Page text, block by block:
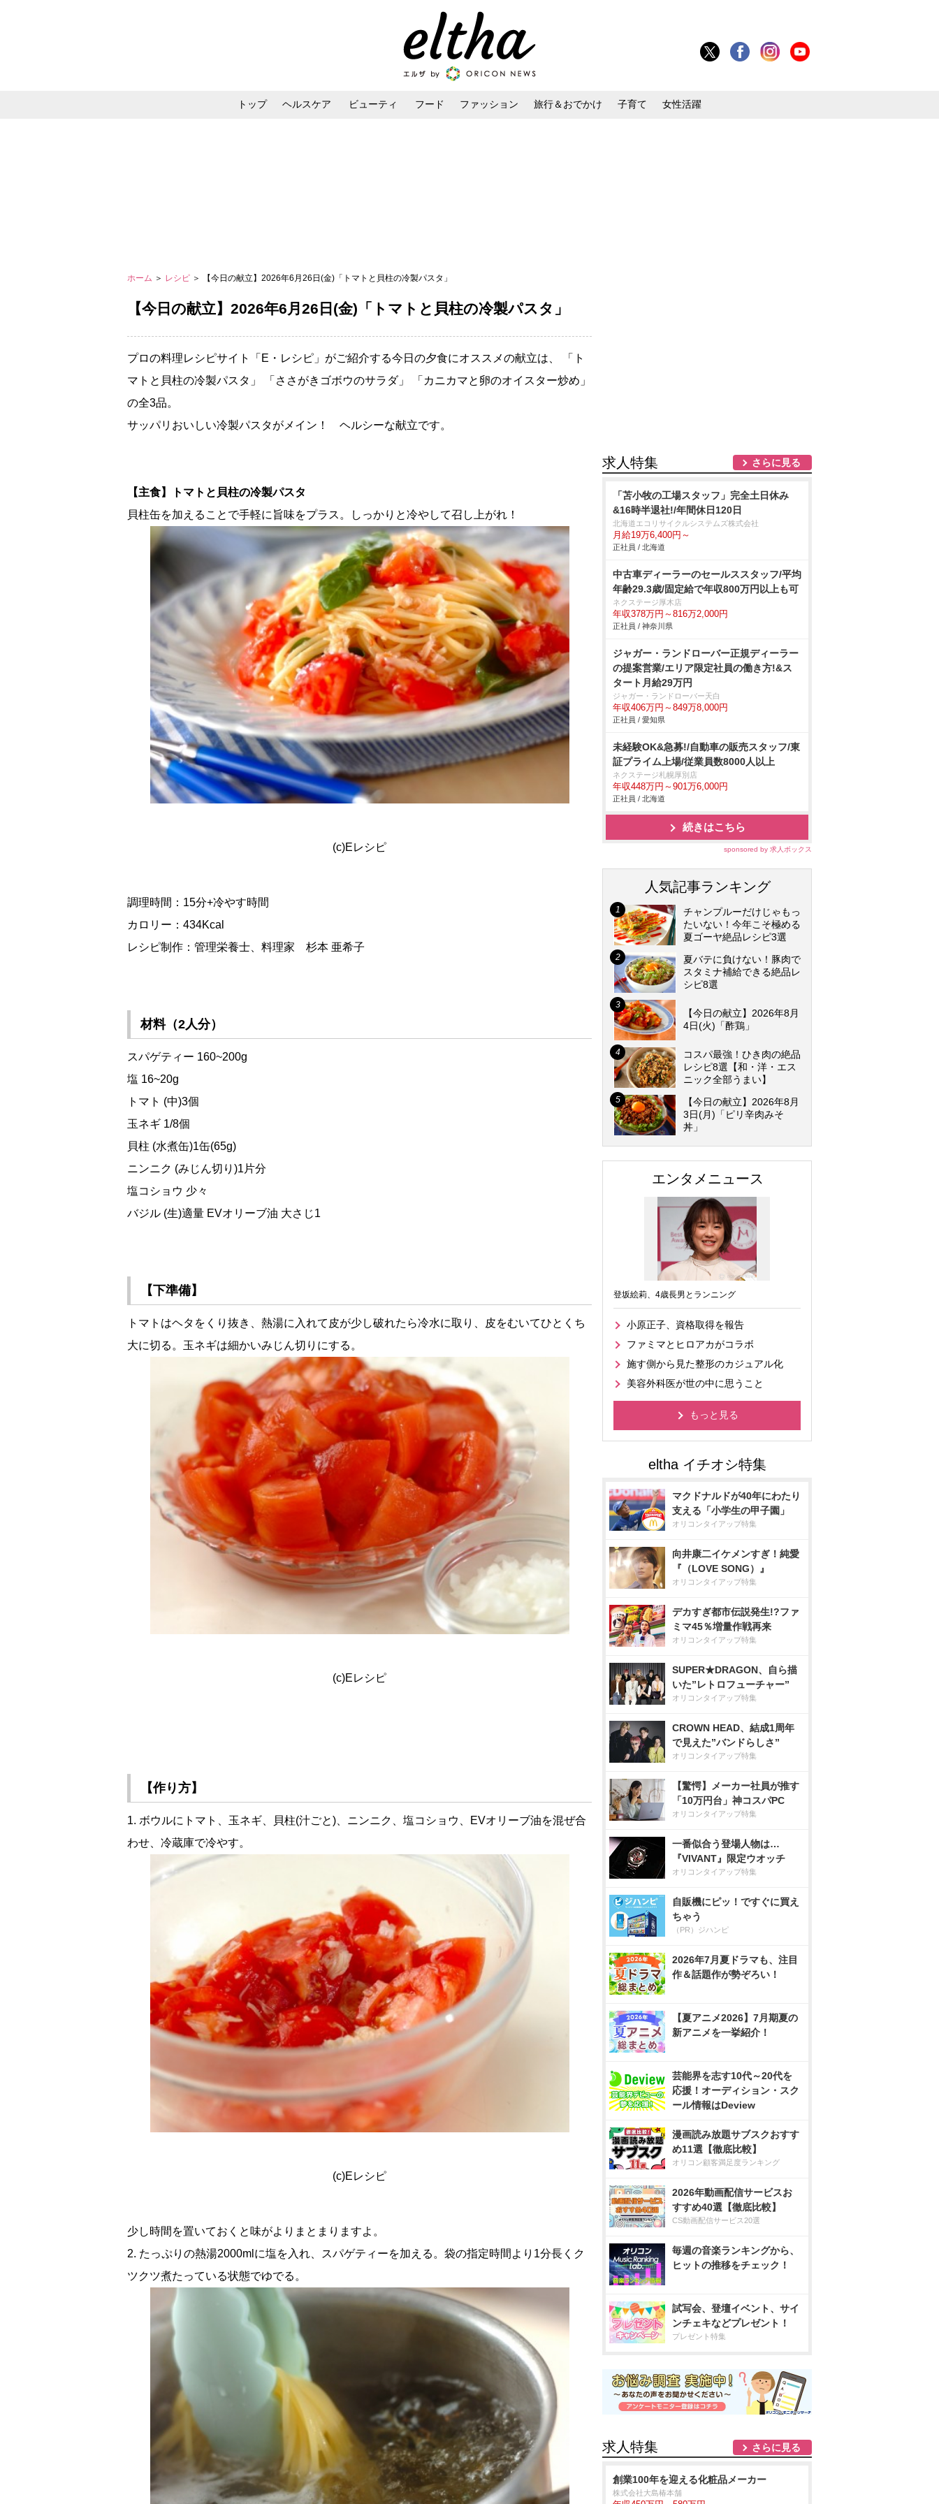
トップ ヘルスケア ビューティ フード ファッション 旅行＆おでかけ 子育て 女性活躍
ホーム ＞ レシピ ＞ 【今日の献立】2026年6月26日(金)「トマトと貝柱の冷製パスタ」
【今日の献立】2026年6月26日(金)「トマトと貝柱の冷製パスタ」
プロの料理レシピサイト「E・レシピ」がご紹介する今日の夕食にオススメの献立は、 「ト
マトと貝柱の冷製パスタ」 「ささがきゴボウのサラダ」 「カニカマと卵のオイスター炒め」
の全3品。
サッパリおいしい冷製パスタがメイン！ ヘルシーな献立です。
【主食】トマトと貝柱の冷製パスタ
貝柱缶を加えることで手軽に旨味をプラス。しっかりと冷やして召し上がれ！
(c)Eレシピ
調理時間：15分+冷やす時間
カロリー：434Kcal
レシピ制作：管理栄養士、料理家 杉本 亜希子
材料（2人分）
スパゲティー 160~200g
塩 16~20g
トマト (中)3個
玉ネギ 1/8個
貝柱 (水煮缶)1缶(65g)
ニンニク (みじん切り)1片分
塩コショウ 少々
バジル (生)適量 EVオリーブ油 大さじ1
【下準備】
トマトはヘタをくり抜き、熱湯に入れて皮が少し破れたら冷水に取り、皮をむいてひとくち
大に切る。玉ネギは細かいみじん切りにする。
(c)Eレシピ
【作り方】
1. ボウルにトマト、玉ネギ、貝柱(汁ごと)、ニンニク、塩コショウ、EVオリーブ油を混ぜ合
わせ、冷蔵庫で冷やす。
(c)Eレシピ
少し時間を置いておくと味がよりまとまりますよ。
2. たっぷりの熱湯2000mlに塩を入れ、スパゲティーを加える。袋の指定時間より1分長くク
ツクツ煮たっている状態でゆでる。
求人特集 さらに見る
「苫小牧の工場スタッフ」完全土日休み
&16時半退社!/年間休日120日
北海道エコリサイクルシステムズ株式会社
月給19万6,400円～
正社員 / 北海道
中古車ディーラーのセールススタッフ/平均
年齢29.3歳/固定給で年収800万円以上も可
ネクステージ厚木店
年収378万円～816万2,000円
正社員 / 神奈川県
ジャガー・ランドローバー正規ディーラー
の提案営業/エリア限定社員の働き方!&ス
タート月給29万円
ジャガー・ランドローバー天白
年収406万円～849万8,000円
正社員 / 愛知県
未経験OK&急募!/自動車の販売スタッフ/東
証プライム上場/従業員数8000人以上
ネクステージ札幌厚別店
年収448万円～901万6,000円
正社員 / 北海道
続きはこちら
sponsored by 求人ボックス
人気記事ランキング
チャンプルーだけじゃもっ
たいない！今年こそ極める
夏ゴーヤ絶品レシピ3選
夏バテに負けない！豚肉で
スタミナ補給できる絶品レ
シピ8選
【今日の献立】2026年8月
4日(火)「酢鶏」
コスパ最強！ひき肉の絶品
レシピ8選【和・洋・エス
ニック全部うまい】
【今日の献立】2026年8月
3日(月)「ピリ辛肉みそ
丼」
エンタメニュース
登坂絵莉、4歳長男とランニング
小原正子、資格取得を報告
ファミマとヒロアカがコラボ
施す側から見た整形のカジュアル化
美容外科医が世の中に思うこと
もっと見る
マクドナルドが40年にわたり
支える「小学生の甲子園」
オリコンタイアップ特集
向井康二イケメンすぎ！純愛
『（LOVE SONG）』
オリコンタイアップ特集
デカすぎ都市伝説発生!?ファ
ミマ45％増量作戦再来
オリコンタイアップ特集
SUPER★DRAGON、自ら描
いた”レトロフューチャー”
オリコンタイアップ特集
CROWN HEAD、結成1周年
で見えた”バンドらしさ”
オリコンタイアップ特集
【驚愕】メーカー社員が推す
「10万円台」神コスパPC
オリコンタイアップ特集
一番似合う登場人物は…
『VIVANT』限定ウオッチ
オリコンタイアップ特集
自販機にピッ！ですぐに買え
ちゃう
（PR）ジハンピ
2026年7月夏ドラマも、注目
作＆話題作が勢ぞろい！
【夏アニメ2026】7月期夏の
新アニメを一挙紹介！
芸能界を志す10代～20代を
応援！オーディション・スク
ール情報はDeview
漫画読み放題サブスクおすす
め11選【徹底比較】
オリコン顧客満足度ランキング
2026年動画配信サービスお
すすめ40選【徹底比較】
CS動画配信サービス20選
毎週の音楽ランキングから、
ヒットの推移をチェック！
試写会、登壇イベント、サイ
ンチェキなどプレゼント！
プレゼント特集
求人特集 さらに見る
創業100年を迎える化粧品メーカー
株式会社大島椿本舗